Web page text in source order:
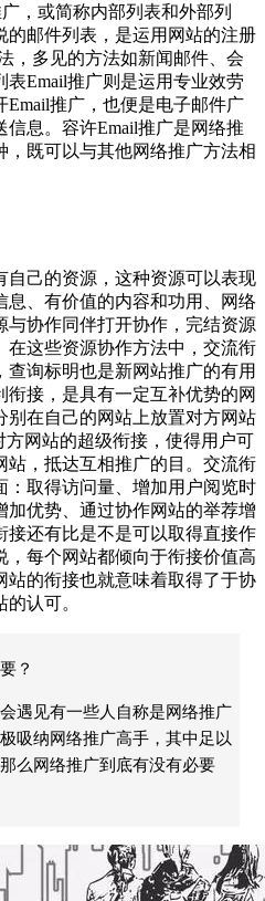
，或简称内部列表和外部列
的邮件列表，是运用网站的注册
，多见的方法如新闻邮件、会
表Email推广则是运用专业效劳
推广，也便是电子邮件广
息。容许Email推广是网络推
，既可以与其他网络推广方法相
己的资源，这种资源可以表现
息、有价值的内容和功用、网络
与协作同伴打开协作，完结资源
在这些资源协作方法中，交流衔
询标明也是新网站推广的有用
接，是具有一定互补优势的网
别在自己的网站上放置对方网站
网站的超级衔接，使得用户可
站，抵达互相推广的目。交流衔
：取得访问量、增加用户阅览时
加优势、通过协作网站的举荐增
接还有比是不是可以取得直接作
，每个网站都倾向于衔接价值高
站的衔接也就意味着取得了于协
认可。
？
遇见有一些人自称是网络推广
吸纳网络推广高手，其中足以
么网络推广到底有没有必要